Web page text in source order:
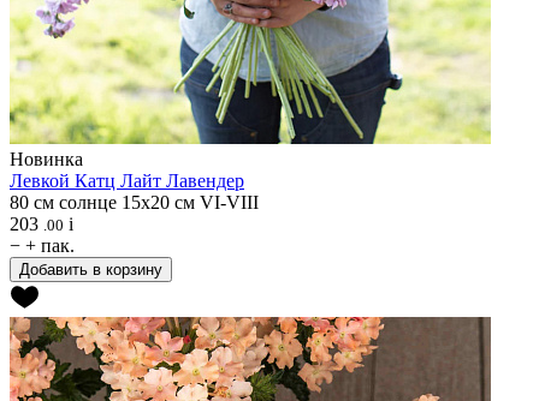
Новинка
Левкой Катц Лайт Лавендер
80 см солнце 15х20 см VI-VIII
203 .00 i
− + пак.
Добавить в корзину